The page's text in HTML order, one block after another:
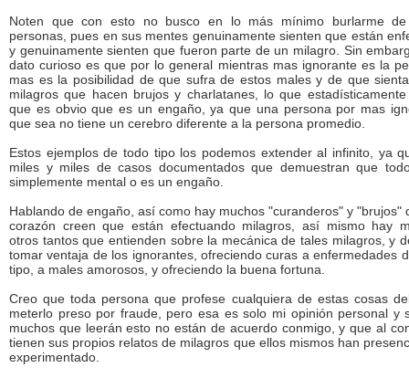
Noten que con esto no busco en lo más mínimo burlarme de
personas, pues en sus mentes genuinamente sienten que están
y genuinamente sienten que fueron parte de un milagro. Sin
dato curioso es que por lo general mientras mas ignorante es la
mas es la posibilidad de que sufra de estos males y de que
milagros que hacen brujos y charlatanes, lo que
que es obvio que es un engaño, ya que una persona por mas
que sea no tiene un cerebro diferente a la persona promedio.
Estos ejemplos de todo tipo los podemos extender al infinito, ya
miles y miles de casos documentados que demuestran que
simplemente mental o es un engaño.
Hablando de engaño, así como hay muchos "curanderos" y "brujos"
corazón creen que están efectuando milagros, así mismo hay
otros tantos que entienden sobre la mecánica de tales milagros, y
tomar ventaja de los ignorantes, ofreciendo curas a enfermedades
tipo, a males amorosos, y ofreciendo la buena fortuna.
Creo que toda persona que profese cualquiera de estas cosas
meterlo preso por fraude, pero esa es solo mi opinión personal y
muchos que leerán esto no están de acuerdo conmigo, y que al
tienen sus propios relatos de milagros que ellos mismos han
experimentado.